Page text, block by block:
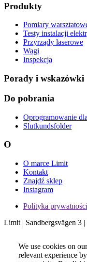
Produkty
Pomiary
Testy instalacji
Przyrządy laserowe
Wagi
Inspekcja
Porady i wskazówki
Do pobrania
Oprogramowanie
Slutkundsfolder
O
O marce Limit
Kontakt
Znajdź sklep
Instagram
Polityka prywatności
Limit | Sandbergsvägen 3
We use cookies on
relevant experience